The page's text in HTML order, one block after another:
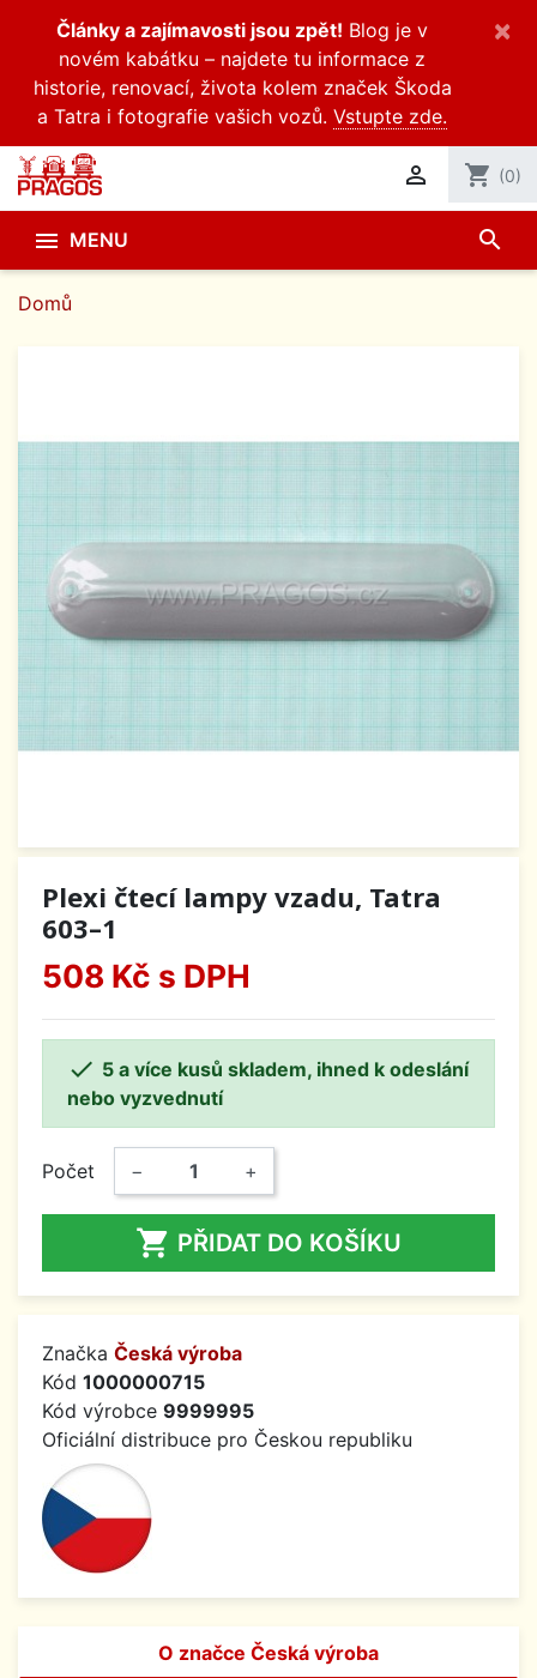
Články a zajímavosti jsou zpět! Blog je v
novém kabátku – najdete tu informace z
historie, renovací, života kolem značek Škoda
a Tatra i fotografie vašich vozů. Vstupte zde.
×
 shopping_cart (0)
 MENU search
Domů
Plexi čtecí lampy vzadu, Tatra
603–1
508 Kč s DPH
 5 a více kusů skladem, ihned k odeslání
nebo vyzvednutí
Počet − +
 PŘIDAT DO KOŠÍKU
Značka Česká výroba
Kód 1000000715
Kód výrobce 9999995
Oficiální distribuce pro Českou republiku
O značce Česká výroba